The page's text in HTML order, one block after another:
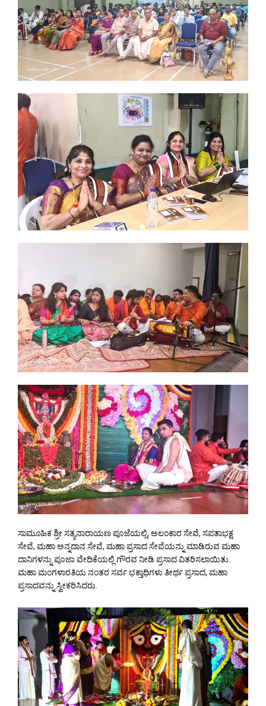
ಸಾಮೂಹಿಕ ಶ್ರೀ ಸತ್ಯನಾರಾಯಣ ಪೂಜೆಯಲ್ಲಿ, ಅಲಂಕಾರ ಸೇವೆ, ಸಪತಾಭಕ್ಷ
ಸೇವೆ, ಮಹಾ ಅನ್ನದಾನ ಸೇವೆ, ಮಹಾ ಪ್ರಸಾದ ಸೇವೆಯನ್ನು ಮಾಡಿರುವ ಮಹಾ
ದಾನಿಗಳನ್ನು ಪೂಜಾ ವೇದಿಕೆಯಲ್ಲಿ ಗೌರವ ನೀಡಿ ಪ್ರಸಾದ ವಿತರಿಸಲಾಯಿತು.
ಮಹಾ ಮಂಗಳಾರತಿಯ ನಂತರ ಸರ್ವ ಭಕ್ತಾಧಿಗಳು ತೀರ್ಥ ಪ್ರಸಾದ, ಮಹಾ
ಪ್ರಸಾದವನ್ನು ಸ್ವೀಕರಿಸಿದರು.